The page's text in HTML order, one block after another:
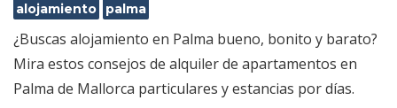
alojamiento
palma
¿Buscas alojamiento en Palma bueno, bonito y barato?
Mira estos consejos de alquiler de apartamentos en
Palma de Mallorca particulares y estancias por días.